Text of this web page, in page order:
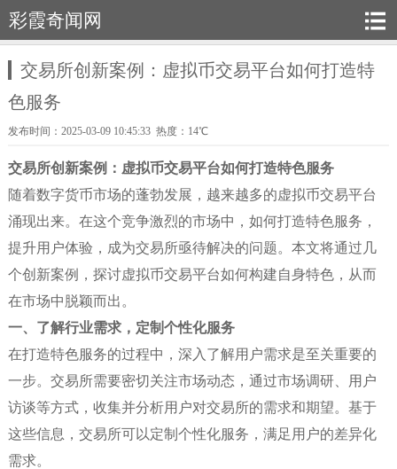
彩霞奇闻网
交易所创新案例：虚拟币交易平台如何打造特
色服务
发布时间：2025-03-09 10:45:33 热度：14℃
交易所创新案例：虚拟币交易平台如何打造特色服务
随着数字货币市场的蓬勃发展，越来越多的虚拟币交易平台
涌现出来。在这个竞争激烈的市场中，如何打造特色服务，
提升用户体验，成为交易所亟待解决的问题。本文将通过几
个创新案例，探讨虚拟币交易平台如何构建自身特色，从而
在市场中脱颖而出。
一、了解行业需求，定制个性化服务
在打造特色服务的过程中，深入了解用户需求是至关重要的
一步。交易所需要密切关注市场动态，通过市场调研、用户
访谈等方式，收集并分析用户对交易所的需求和期望。基于
这些信息，交易所可以定制个性化服务，满足用户的差异化
需求。